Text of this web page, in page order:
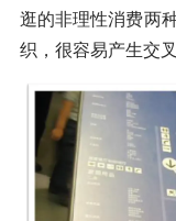
逛的非理性消费两
织，很容易产生交